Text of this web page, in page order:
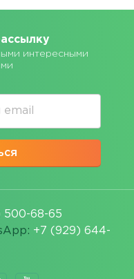
интересными
500-68-65
+7 (929) 644-